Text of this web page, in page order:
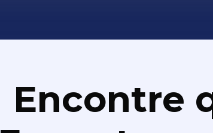
Encontre